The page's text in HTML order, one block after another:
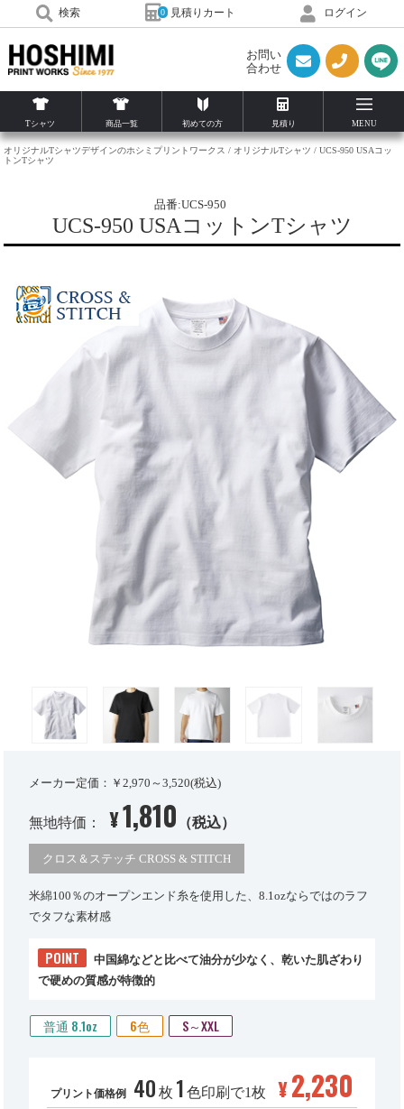
検索 0 見積りカート ログイン
お問い
合わせ
Tシャツ 商品一覧 初めての方 見積り MENU
オリジナルTシャツデザインのホシミプリントワークス オリジナルTシャツ
UCS-950 USAコッ
トンTシャツ
品番:UCS-950
UCS-950 USAコットンTシャツ
メーカー定価：￥2,970～3,520(税込)
無地特価： ¥1,810 （税込）
クロス＆ステッチ CROSS & STITCH
米綿100％のオープンエンド糸を使用した、8.1ozならではのラフ
でタフな素材感
POINT
中国綿などと比べて油分が少なく、乾いた肌ざわり
で硬めの質感が特徴的
普通 8.1oz 6色 S～XXL
プリント価格例 40 枚 1 色印刷で1枚 ¥2,230